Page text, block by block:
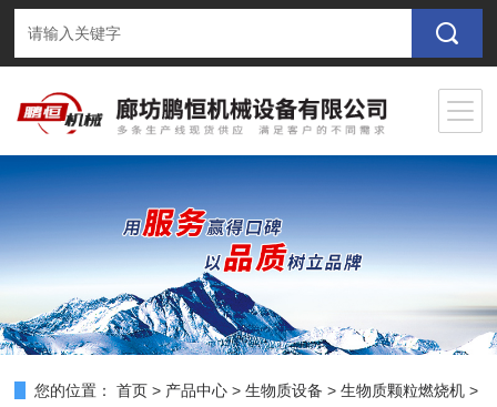
您的位置： 首页 > 产品中心 >生物质设备 >生物质颗粒燃烧机 >